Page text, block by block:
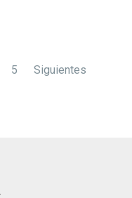
5 Siguientes